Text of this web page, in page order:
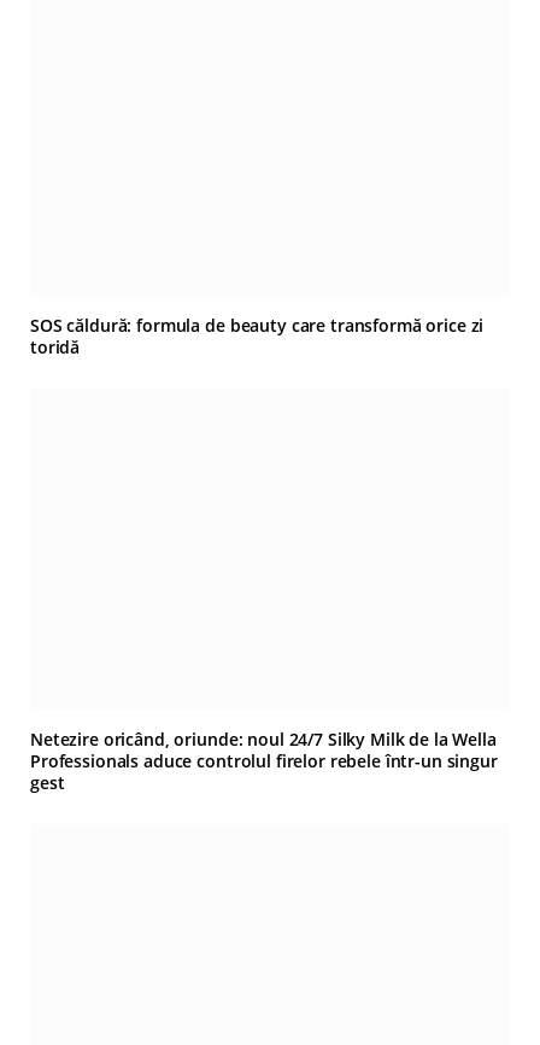
SOS căldură: formula de beauty care transformă orice zi
toridă
Netezire oricând, oriunde: noul 24/7 Silky Milk de la Wella
Professionals aduce controlul firelor rebele într-un singur
gest